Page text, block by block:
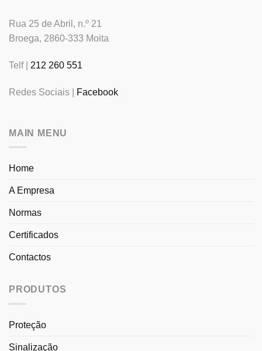
Rua 25 de Abril, n.º 21
Broega, 2860-333 Moita
Telf | 212 260 551
Redes Sociais | Facebook
MAIN MENU
Home
A Empresa
Normas
Certificados
Contactos
PRODUTOS
Proteção
Sinalização